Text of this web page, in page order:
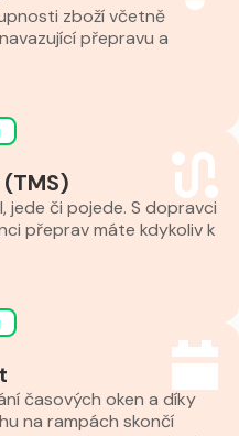
zboží včetně
přepravu a
jede či pojede. S dopravci
přeprav máte kdykoliv k
časových oken a díky
na rampách skončí